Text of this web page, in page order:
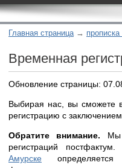
Главная страница
Временная
Обновление страницы:
Выбирая нас, вы сможете
регистрацию с
Обратите внимание. Мы
регистраций
Амурске определяется